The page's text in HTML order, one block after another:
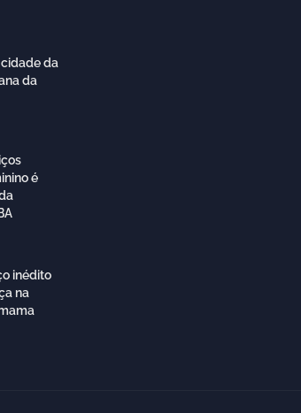
da
da
é
inédito
na